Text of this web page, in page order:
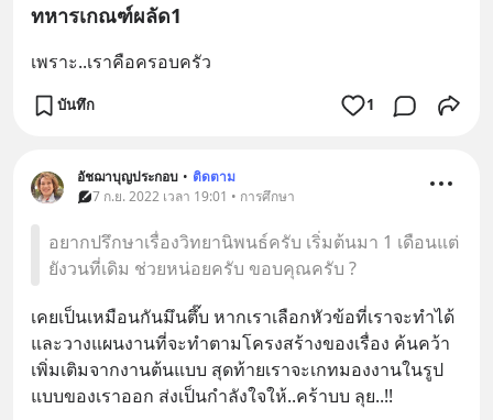
ทหารเกณฑ์ผลัด1
เพราะ..เราคือครอบครัว
บันทึก 1
อัชฌาบุญประกอบ • ติดตาม
7 ก.ย. 2022 เวลา 19:01 • การศึกษา
อยากปรึกษาเรื่องวิทยานิพนธ์ครับ เริ่มต้นมา 1 เดือนแต่
ยังวนที่เดิม ช่วยหน่อยครับ ขอบคุณครับ ?
เคยเป็นเหมือนกันมึนตึ๊บ หากเราเลือกหัวข้อที่เราจะทำได้
และวางแผนงานที่จะทำตามโครงสร้างของเรื่อง ค้นคว้า
เพิ่มเติมจากงานต้นแบบ สุดท้ายเราจะเกทมองงานในรูป
แบบของเราออก ส่งเป็นกำลังใจให้..คร้าบบ ลุย..!!